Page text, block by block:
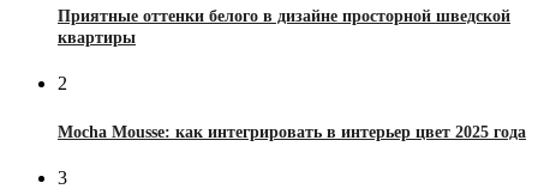
Приятные оттенки белого в дизайне просторной шведской
квартиры
2
Mocha Mousse: как интегрировать в интерьер цвет 2025 года
3